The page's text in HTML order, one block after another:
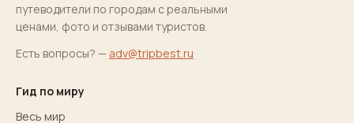
путеводители по городам с реальными
ценами, фото и отзывами туристов.
Есть вопросы? — adv@tripbest.ru
Гид по миру
Весь мир